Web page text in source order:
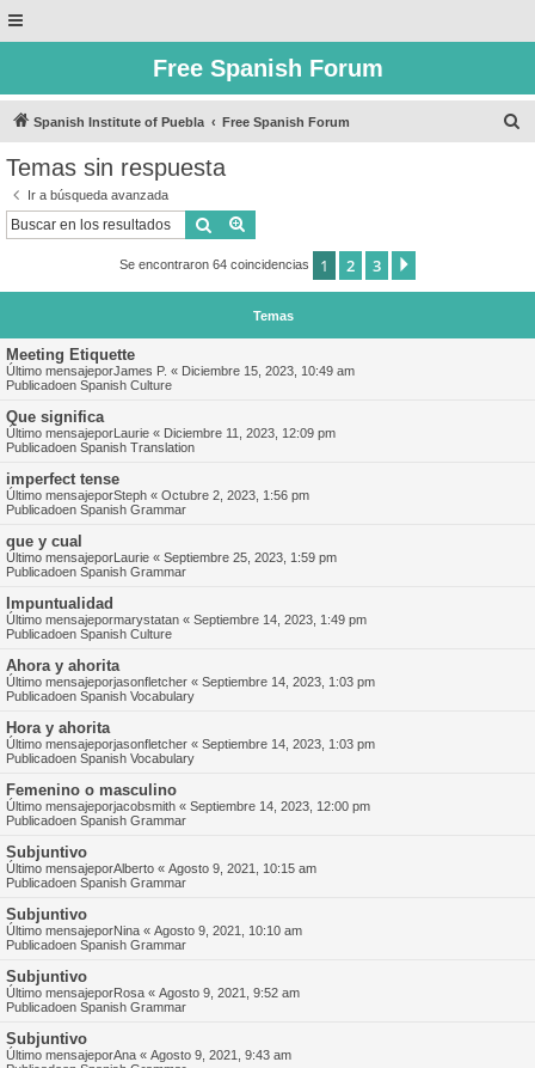
Free Spanish Forum
Spanish Institute of Puebla Free Spanish Forum
Temas sin respuesta
Ir a búsqueda avanzada
Buscar
Se encontraron 64 coincidencias 1 2 3
Temas
Meeting Etiquette
Último mensajeporJames P. « Diciembre 15, 2023, 10:49 am
Publicadoen Spanish Culture
Que significa
Último mensajeporLaurie « Diciembre 11, 2023, 12:09 pm
Publicadoen Spanish Translation
imperfect tense
Último mensajeporSteph « Octubre 2, 2023, 1:56 pm
Publicadoen Spanish Grammar
que y cual
Último mensajeporLaurie « Septiembre 25, 2023, 1:59 pm
Publicadoen Spanish Grammar
Impuntualidad
Último mensajepormarystatan « Septiembre 14, 2023, 1:49 pm
Publicadoen Spanish Culture
Ahora y ahorita
Último mensajeporjasonfletcher « Septiembre 14, 2023, 1:03 pm
Publicadoen Spanish Vocabulary
Hora y ahorita
Último mensajeporjasonfletcher « Septiembre 14, 2023, 1:03 pm
Publicadoen Spanish Vocabulary
Femenino o masculino
Último mensajeporjacobsmith « Septiembre 14, 2023, 12:00 pm
Publicadoen Spanish Grammar
Subjuntivo
Último mensajeporAlberto « Agosto 9, 2021, 10:15 am
Publicadoen Spanish Grammar
Subjuntivo
Último mensajeporNina « Agosto 9, 2021, 10:10 am
Publicadoen Spanish Grammar
Subjuntivo
Último mensajeporRosa « Agosto 9, 2021, 9:52 am
Publicadoen Spanish Grammar
Subjuntivo
Último mensajeporAna « Agosto 9, 2021, 9:43 am